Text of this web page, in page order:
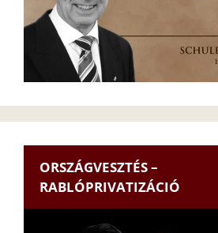
ORSZÁGVESZTÉS –
RABLÓPRIVATIZÁCIÓ